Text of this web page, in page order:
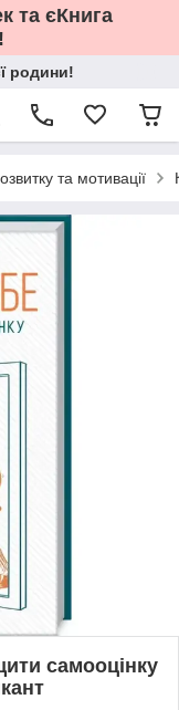
та єКнига
родини!
та мотивації
самооцінку